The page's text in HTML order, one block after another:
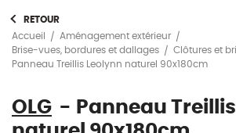
RETOUR
Accueil
Aménagement extérieur
Brise-vues, bordures et dallages
Clôtures et
Panneau Treillis Leolynn naturel 90x180cm
OLG
Panneau